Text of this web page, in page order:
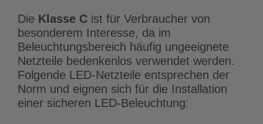
Die Klasse C ist für Verbraucher von
besonderem Interesse, da im
Beleuchtungsbereich häufig ungeeignete
Netzteile bedenkenlos verwendet werden.
Folgende LED-Netzteile entsprechen der
Norm und eignen sich für die Installation
einer sicheren LED-Beleuchtung: